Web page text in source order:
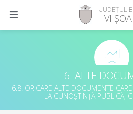
JUDEȚUL
6. ALTE
6.8. ORICARE ALTE DOCUMENTE
LA CUNOȘTINȚĂ PUBLICĂ,